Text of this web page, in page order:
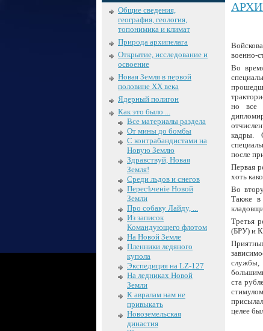
Общие сведения,
география, геология,
топонимика и климат
Природа архипелага
Открытие, исследование и
освоение
Новая Земля в первой
половине XX века
Ядерный полигон
Как это было ...
Все материалы раздела
От мины до бомбы
С контрабандистами на
Новую Землю
Здравствуй, Новая
Земля!
Среди льдов и снегов
Пересѣченіе Новой
Земли
Про собаку Лайду, ...
Из записок
Командующего флотом
На Новой Земле
Пленники ледяного
купола
Экспедиция на LZ-127
На ледниках Новой
Земли
К авралам нам не
привыкать
Новоземельская
династия
военно-
Во
но все
кадры.
после
Первая
хоть
Во
Также в
Третья
(БРУ) и
службы,
ста
целее